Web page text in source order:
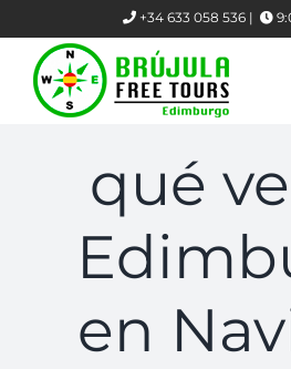
to
content
+34 633 058 536 |
qué
en